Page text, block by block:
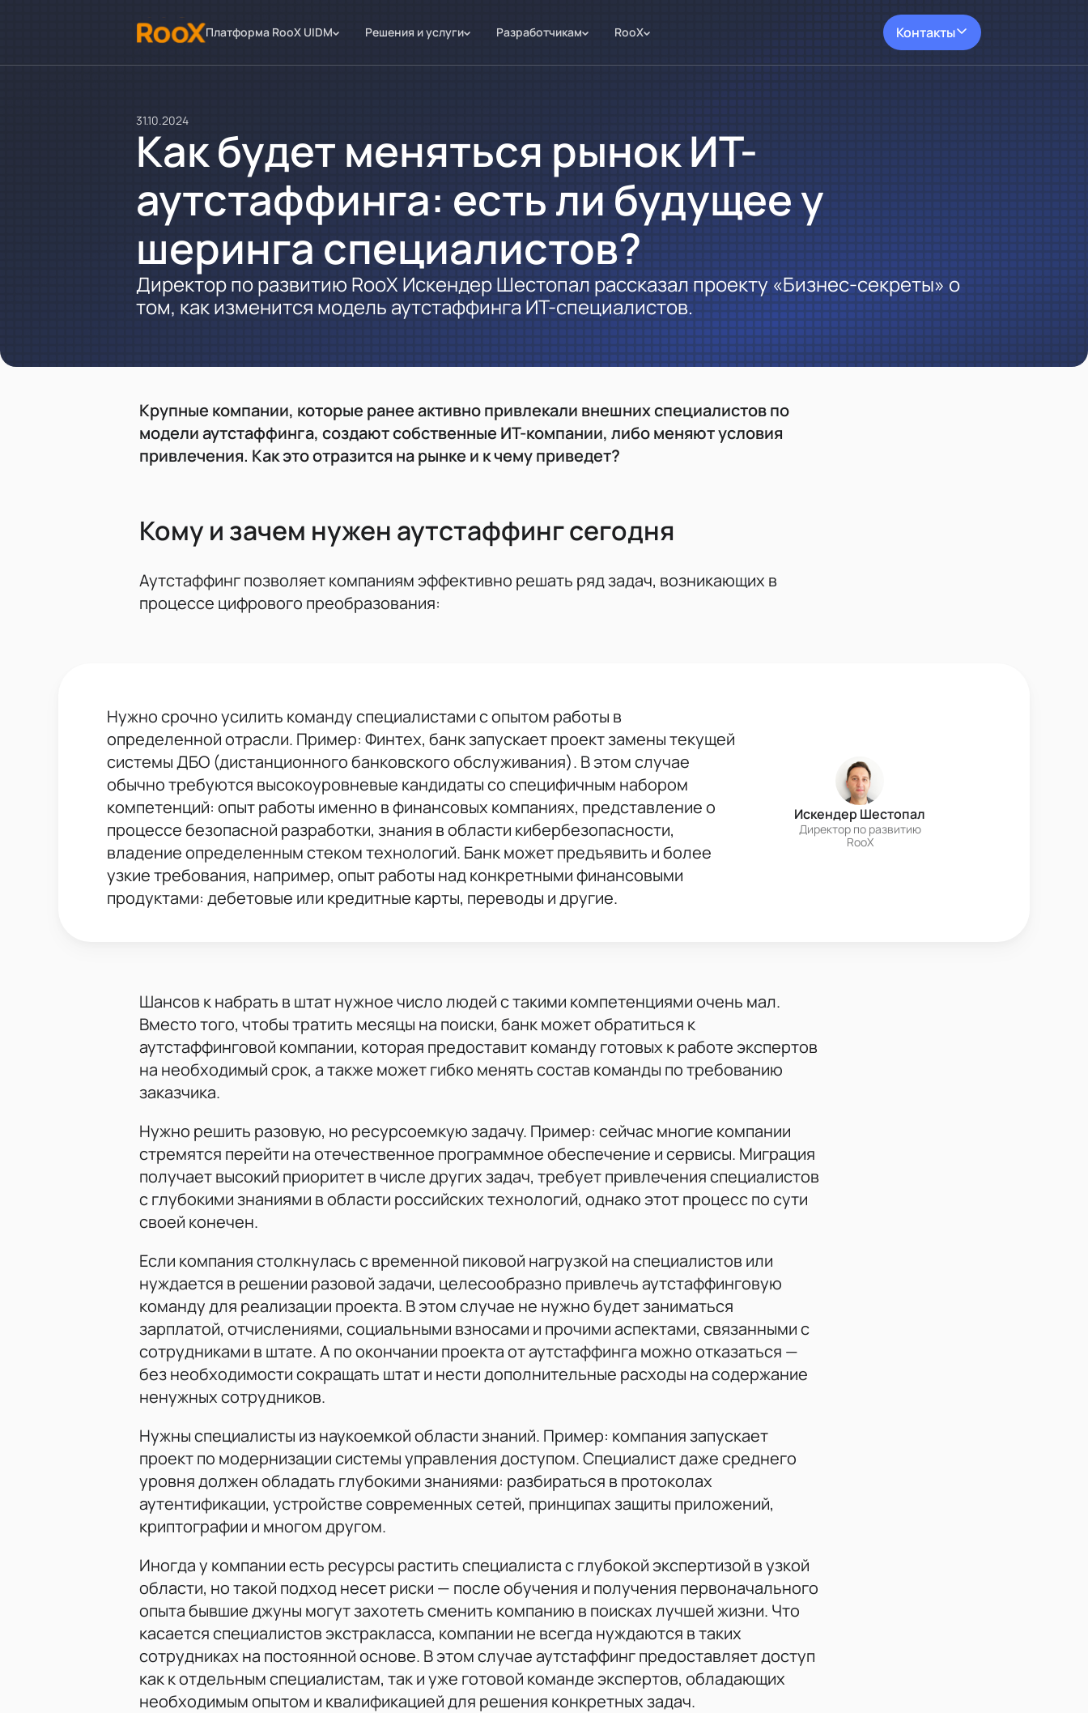
Платформа RooX UIDM Решения и услуги Разработчикам RooX Контакты
31.10.2024
Как будет меняться рынок ИТ-
аутстаффинга: есть ли будущее у
шеринга специалистов?
Директор по развитию RooX Искендер Шестопал рассказал проекту «Бизнес‑секреты» о
том, как изменится модель аутстаффинга ИТ-специалистов.
Крупные компании, которые ранее активно привлекали внешних специалистов по
модели аутстаффинга, создают собственные ИТ-компании, либо меняют условия
привлечения. Как это отразится на рынке и к чему приведет?
Кому и зачем нужен аутстаффинг сегодня
Аутстаффинг позволяет компаниям эффективно решать ряд задач, возникающих в
процессе цифрового преобразования:
Нужно срочно усилить команду специалистами с опытом работы в
определенной отрасли. Пример: Финтех, банк запускает проект замены текущей
системы ДБО (дистанционного банковского обслуживания). В этом случае
обычно требуются высокоуровневые кандидаты со специфичным набором
компетенций: опыт работы именно в финансовых компаниях, представление о
процессе безопасной разработки, знания в области кибербезопасности,
владение определенным стеком технологий. Банк может предъявить и более
узкие требования, например, опыт работы над конкретными финансовыми
продуктами: дебетовые или кредитные карты, переводы и другие.
Искендер Шестопал
Директор по развитию
RooX
Шансов к набрать в штат нужное число людей с такими компетенциями очень мал.
Вместо того, чтобы тратить месяцы на поиски, банк может обратиться к
аутстаффинговой компании, которая предоставит команду готовых к работе экспертов
на необходимый срок, а также может гибко менять состав команды по требованию
заказчика.
Нужно решить разовую, но ресурсоемкую задачу. Пример: сейчас многие компании
стремятся перейти на отечественное программное обеспечение и сервисы. Миграция
получает высокий приоритет в числе других задач, требует привлечения специалистов
с глубокими знаниями в области российских технологий, однако этот процесс по сути
своей конечен.
Если компания столкнулась с временной пиковой нагрузкой на специалистов или
нуждается в решении разовой задачи, целесообразно привлечь аутстаффинговую
команду для реализации проекта. В этом случае не нужно будет заниматься
зарплатой, отчислениями, социальными взносами и прочими аспектами, связанными с
сотрудниками в штате. А по окончании проекта от аутстаффинга можно отказаться —
без необходимости сокращать штат и нести дополнительные расходы на содержание
ненужных сотрудников.
Нужны специалисты из наукоемкой области знаний. Пример: компания запускает
проект по модернизации системы управления доступом. Специалист даже среднего
уровня должен обладать глубокими знаниями: разбираться в протоколах
аутентификации, устройстве современных сетей, принципах защиты приложений,
криптографии и многом другом.
Иногда у компании есть ресурсы растить специалиста с глубокой экспертизой в узкой
области, но такой подход несет риски — после обучения и получения первоначального
опыта бывшие джуны могут захотеть сменить компанию в поисках лучшей жизни. Что
касается специалистов экстракласса, компании не всегда нуждаются в таких
сотрудниках на постоянной основе. В этом случае аутстаффинг предоставляет доступ
как к отдельным специалистам, так и уже готовой команде экспертов, обладающих
необходимым опытом и квалификацией для решения конкретных задач.